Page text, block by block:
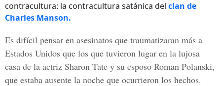
contracultura: la contracultura satánica del clan de
Charles Manson.
Es difícil pensar en asesinatos que traumatizaran más a
Estados Unidos que los que tuvieron lugar en la lujosa
casa de la actriz Sharon Tate y su esposo Roman Polanski,
que estaba ausente la noche que ocurrieron los hechos.